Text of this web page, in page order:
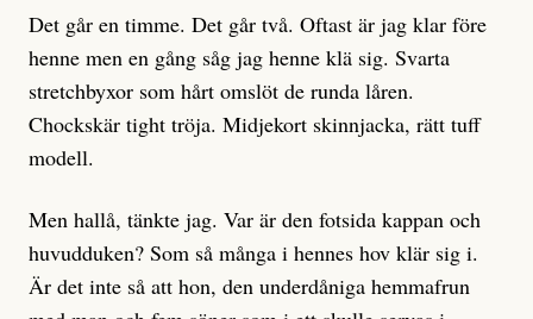
Det går en timme. Det går två. Oftast är jag klar före
henne men en gång såg jag henne klä sig. Svarta
stretchbyxor som hårt omslöt de runda låren.
Chockskär tight tröja. Midjekort skinnjacka, rätt tuff
modell.
Men hallå, tänkte jag. Var är den fotsida kappan och
huvudduken? Som så många i hennes hov klär sig i.
Är det inte så att hon, den underdåniga hemmafrun